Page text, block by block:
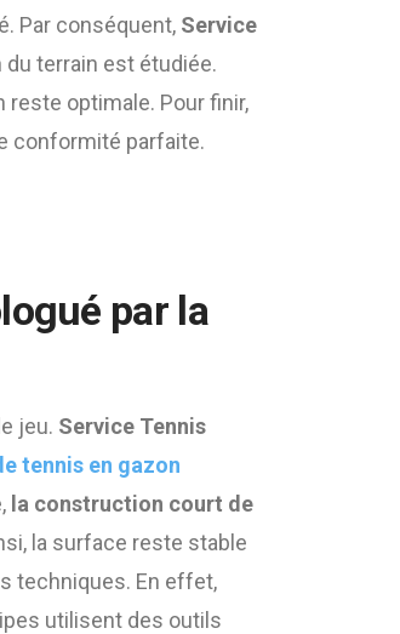
Par conséquent, Service
du terrain est étudiée.
optimale. Pour finir,
conformité parfaite.
par la
jeu. Service Tennis
tennis en gazon
la construction court de
la surface reste stable
techniques. En effet,
utilisent des outils